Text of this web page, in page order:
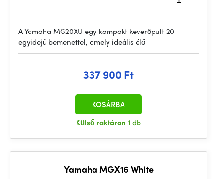
A Yamaha MG20XU egy kompakt keverőpult 20
egyidejű bemenettel, amely ideális élő
337 900 Ft
Külső raktáron 1 db
KOSÁRBA
Yamaha MGX16 White